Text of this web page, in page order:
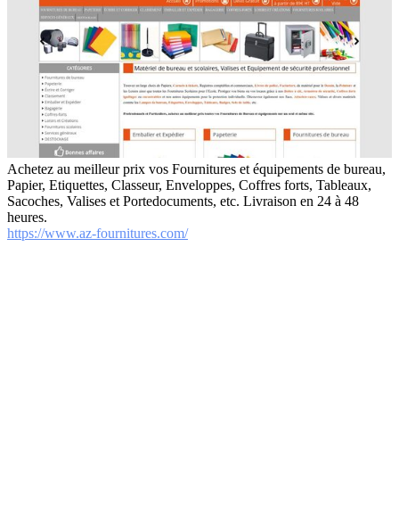
Achetez au meilleur prix vos Fournitures et équipements de bureau,
Papier, Etiquettes, Classeur, Enveloppes, Coffres forts, Tableaux,
Sacoches, Valises et Portedocuments, etc. Livraison en 24 à 48
heures.
https://www.az-fournitures.com/